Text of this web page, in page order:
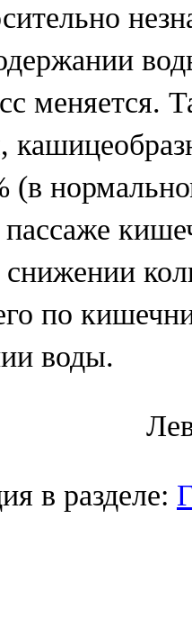
меняется.
(в
пассаже
снижении
по
воды.
в разделе: